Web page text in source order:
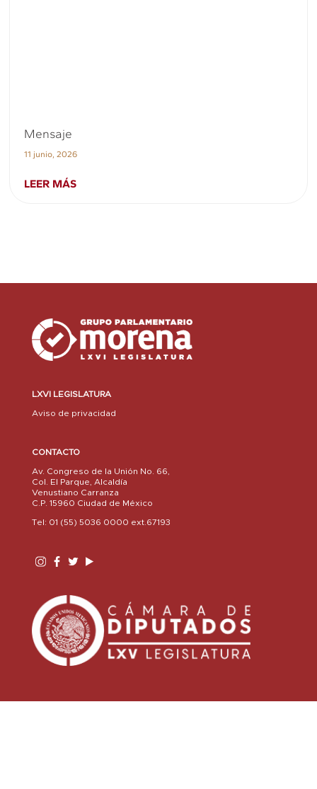
Mensaje
11 junio, 2026
LEER MÁS
LXVI LEGISLATURA
Aviso de privacidad
CONTACTO
Av. Congreso de la Unión No. 66,
Col. El Parque, Alcaldía
Venustiano Carranza
C.P. 15960 Ciudad de México
Tel: 01 (55) 5036 0000 ext.67193